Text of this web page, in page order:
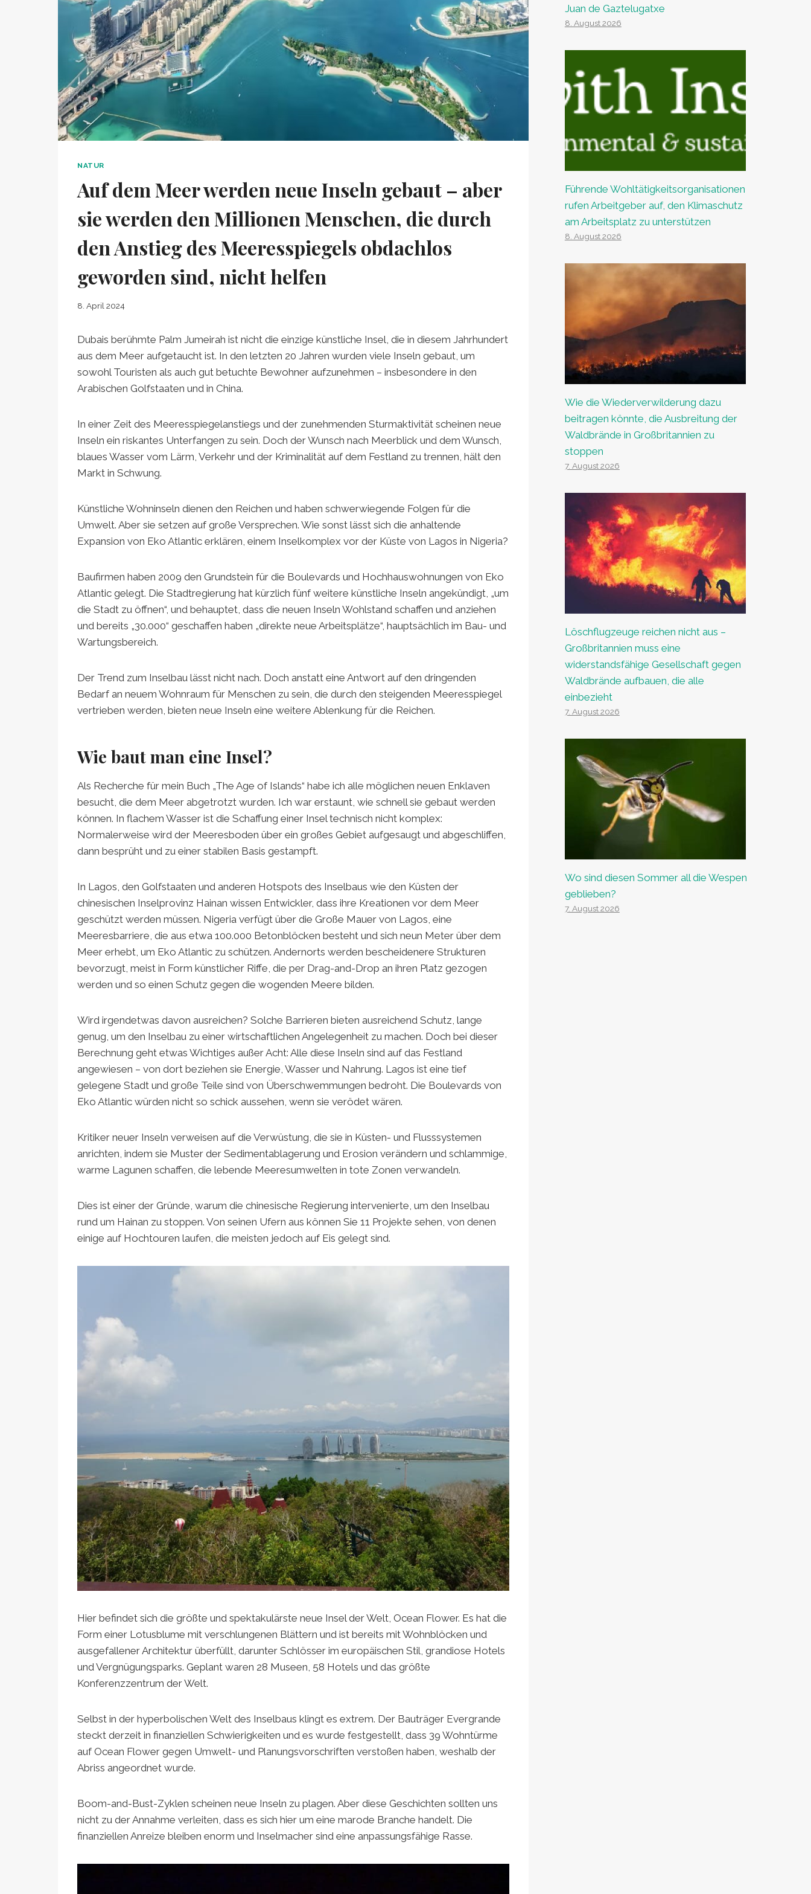
NATUR
Auf dem Meer werden neue Inseln gebaut – aber
sie werden den Millionen Menschen, die durch
den Anstieg des Meeresspiegels obdachlos
geworden sind, nicht helfen
8. April 2024
Dubais berühmte Palm Jumeirah ist nicht die einzige künstliche Insel, die in diesem Jahrhundert
aus dem Meer aufgetaucht ist. In den letzten 20 Jahren wurden viele Inseln gebaut, um
sowohl Touristen als auch gut betuchte Bewohner aufzunehmen – insbesondere in den
Arabischen Golfstaaten und in China.
In einer Zeit des Meeresspiegelanstiegs und der zunehmenden Sturmaktivität scheinen neue
Inseln ein riskantes Unterfangen zu sein. Doch der Wunsch nach Meerblick und dem Wunsch,
blaues Wasser vom Lärm, Verkehr und der Kriminalität auf dem Festland zu trennen, hält den
Markt in Schwung.
Künstliche Wohninseln dienen den Reichen und haben schwerwiegende Folgen für die
Umwelt. Aber sie setzen auf große Versprechen. Wie sonst lässt sich die anhaltende
Expansion von Eko Atlantic erklären, einem Inselkomplex vor der Küste von Lagos in Nigeria?
Baufirmen haben 2009 den Grundstein für die Boulevards und Hochhauswohnungen von Eko
Atlantic gelegt. Die Stadtregierung hat kürzlich fünf weitere künstliche Inseln angekündigt, „um
die Stadt zu öffnen“, und behauptet, dass die neuen Inseln Wohlstand schaffen und anziehen
und bereits „30.000“ geschaffen haben „direkte neue Arbeitsplätze“, hauptsächlich im Bau- und
Wartungsbereich.
Der Trend zum Inselbau lässt nicht nach. Doch anstatt eine Antwort auf den dringenden
Bedarf an neuem Wohnraum für Menschen zu sein, die durch den steigenden Meeresspiegel
vertrieben werden, bieten neue Inseln eine weitere Ablenkung für die Reichen.
Wie baut man eine Insel?
Als Recherche für mein Buch „The Age of Islands“ habe ich alle möglichen neuen Enklaven
besucht, die dem Meer abgetrotzt wurden. Ich war erstaunt, wie schnell sie gebaut werden
können. In flachem Wasser ist die Schaffung einer Insel technisch nicht komplex:
Normalerweise wird der Meeresboden über ein großes Gebiet aufgesaugt und abgeschliffen,
dann besprüht und zu einer stabilen Basis gestampft.
In Lagos, den Golfstaaten und anderen Hotspots des Inselbaus wie den Küsten der
chinesischen Inselprovinz Hainan wissen Entwickler, dass ihre Kreationen vor dem Meer
geschützt werden müssen. Nigeria verfügt über die Große Mauer von Lagos, eine
Meeresbarriere, die aus etwa 100.000 Betonblöcken besteht und sich neun Meter über dem
Meer erhebt, um Eko Atlantic zu schützen. Andernorts werden bescheidenere Strukturen
bevorzugt, meist in Form künstlicher Riffe, die per Drag-and-Drop an ihren Platz gezogen
werden und so einen Schutz gegen die wogenden Meere bilden.
Wird irgendetwas davon ausreichen? Solche Barrieren bieten ausreichend Schutz, lange
genug, um den Inselbau zu einer wirtschaftlichen Angelegenheit zu machen. Doch bei dieser
Berechnung geht etwas Wichtiges außer Acht: Alle diese Inseln sind auf das Festland
angewiesen – von dort beziehen sie Energie, Wasser und Nahrung. Lagos ist eine tief
gelegene Stadt und große Teile sind von Überschwemmungen bedroht. Die Boulevards von
Eko Atlantic würden nicht so schick aussehen, wenn sie verödet wären.
Kritiker neuer Inseln verweisen auf die Verwüstung, die sie in Küsten- und Flusssystemen
anrichten, indem sie Muster der Sedimentablagerung und Erosion verändern und schlammige,
warme Lagunen schaffen, die lebende Meeresumwelten in tote Zonen verwandeln.
Dies ist einer der Gründe, warum die chinesische Regierung intervenierte, um den Inselbau
rund um Hainan zu stoppen. Von seinen Ufern aus können Sie 11 Projekte sehen, von denen
einige auf Hochtouren laufen, die meisten jedoch auf Eis gelegt sind.
Hier befindet sich die größte und spektakulärste neue Insel der Welt, Ocean Flower. Es hat die
Form einer Lotusblume mit verschlungenen Blättern und ist bereits mit Wohnblöcken und
ausgefallener Architektur überfüllt, darunter Schlösser im europäischen Stil, grandiose Hotels
und Vergnügungsparks. Geplant waren 28 Museen, 58 Hotels und das größte
Konferenzzentrum der Welt.
Selbst in der hyperbolischen Welt des Inselbaus klingt es extrem. Der Bauträger Evergrande
steckt derzeit in finanziellen Schwierigkeiten und es wurde festgestellt, dass 39 Wohntürme
auf Ocean Flower gegen Umwelt- und Planungsvorschriften verstoßen haben, weshalb der
Abriss angeordnet wurde.
Boom-and-Bust-Zyklen scheinen neue Inseln zu plagen. Aber diese Geschichten sollten uns
nicht zu der Annahme verleiten, dass es sich hier um eine marode Branche handelt. Die
finanziellen Anreize bleiben enorm und Inselmacher sind eine anpassungsfähige Rasse.
Juan de Gaztelugatxe
8. August 2026
Führende Wohltätigkeitsorganisationen
rufen Arbeitgeber auf, den Klimaschutz
am Arbeitsplatz zu unterstützen
8. August 2026
Wie die Wiederverwilderung dazu
beitragen könnte, die Ausbreitung der
Waldbrände in Großbritannien zu
stoppen
7. August 2026
Löschflugzeuge reichen nicht aus –
Großbritannien muss eine
widerstandsfähige Gesellschaft gegen
Waldbrände aufbauen, die alle
einbezieht
7. August 2026
Wo sind diesen Sommer all die Wespen
geblieben?
7. August 2026